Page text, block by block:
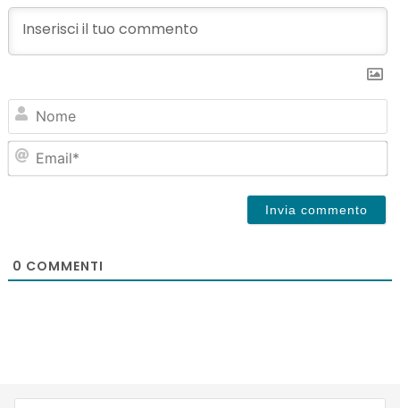
0 COMMENTI